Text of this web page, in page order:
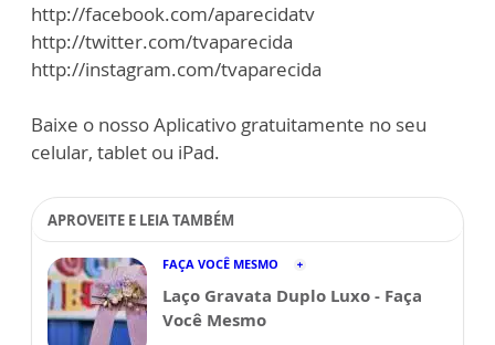
http://facebook.com/aparecidatv
http://twitter.com/tvaparecida
http://instagram.com/tvaparecida
Baixe o nosso Aplicativo gratuitamente no seu
celular, tablet ou iPad.
APROVEITE E LEIA TAMBÉM
FAÇA VOCÊ MESMO
Laço Gravata Duplo Luxo - Faça
Você Mesmo